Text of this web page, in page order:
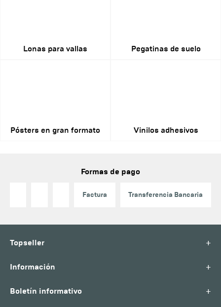
Lonas para vallas Pegatinas de suelo
Pósters en gran formato Vinilos adhesivos
Formas de pago
Factura Transferencia Bancaria
Topseller +
Información +
Boletín informativo +